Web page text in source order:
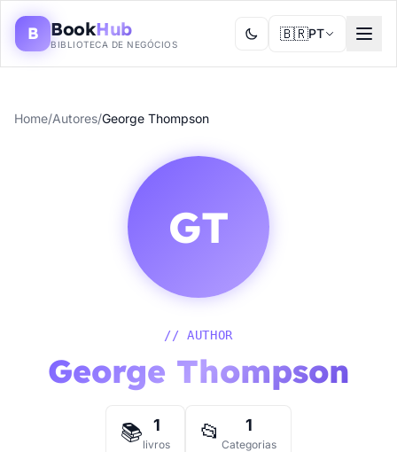
B BookHub
BIBLIOTECA DE NEGÓCIOS
🇧🇷PT
Home/Autores/George Thompson
GT
// AUTHOR
George Thompson
📚 1
livros 📂 1
Categorias